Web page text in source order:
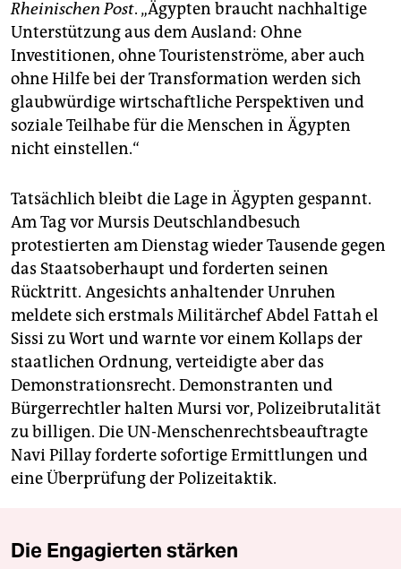
Rheinischen Post. „Ägypten braucht nachhaltige
Unterstützung aus dem Ausland: Ohne
Investitionen, ohne Touristenströme, aber auch
ohne Hilfe bei der Transformation werden sich
glaubwürdige wirtschaftliche Perspektiven und
soziale Teilhabe für die Menschen in Ägypten
nicht einstellen.“
Tatsächlich bleibt die Lage in Ägypten gespannt.
Am Tag vor Mursis Deutschlandbesuch
protestierten am Dienstag wieder Tausende gegen
das Staatsoberhaupt und forderten seinen
Rücktritt. Angesichts anhaltender Unruhen
meldete sich erstmals Militärchef Abdel Fattah el
Sissi zu Wort und warnte vor einem Kollaps der
staatlichen Ordnung, verteidigte aber das
Demonstrationsrecht. Demonstranten und
Bürgerrechtler halten Mursi vor, Polizeibrutalität
zu billigen. Die UN-Menschenrechtsbeauftragte
Navi Pillay forderte sofortige Ermittlungen und
eine Überprüfung der Polizeitaktik.
Die Engagierten stärken